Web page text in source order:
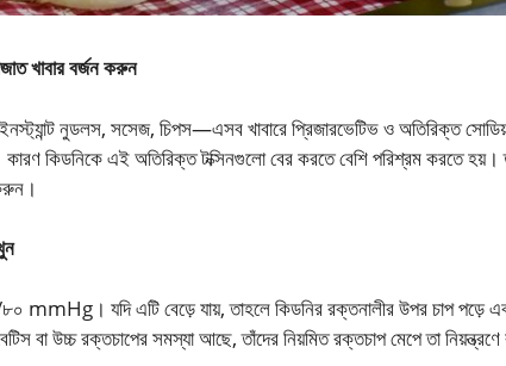
খাবার বর্জন করুন
নুডলস, সসেজ, চিপস—এসব খাবারে প্রিজারভেটিভ ও অতিরিক্ত
কারণ কিডনিকে এই অতিরিক্ত টক্সিনগুলো বের করতে বেশি পরিশ্রম করতে
mmHg। যদি এটি বেড়ে যায়, তাহলে কিডনির রক্তনালীর উপর চাপ পড়ে
বা উচ্চ রক্তচাপের সমস্যা আছে, তাঁদের নিয়মিত রক্তচাপ মেপে তা নিয়ন্ত্রণে